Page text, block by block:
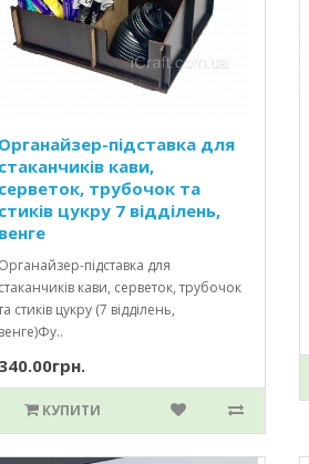
Органайзер-підставка для
стаканчиків кави,
серветок, трубочок та
стиків цукру 7 відділень,
венге
Органайзер-підставка для
стаканчиків кави, серветок, трубочок
стиків цукру (7 відділень,
венге)Фу..
340.00грн.
КУПИТИ